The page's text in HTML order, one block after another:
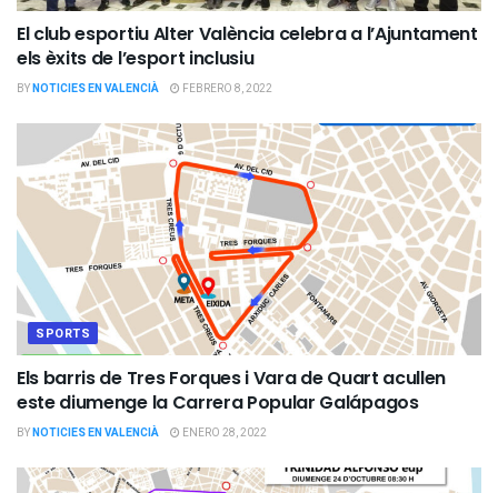
El club esportiu Alter València celebra a l’Ajuntament
els èxits de l’esport inclusiu
BYNOTICIES EN VALENCIÀ FEBRERO 8, 2022
SPORTS
Els barris de Tres Forques i Vara de Quart acullen
este diumenge la Carrera Popular Galápagos
BYNOTICIES EN VALENCIÀ ENERO 28, 2022